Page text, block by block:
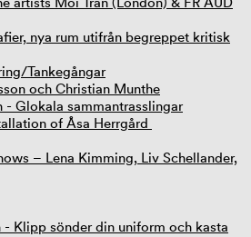
nya rum utifrån begreppet kritisk
Tankegångar
och Christian Munthe
- Glokala sammantrasslingar
of Åsa Herrgård
– Lena Kimming, Liv Schellander,
- Klipp sönder din uniform och kasta